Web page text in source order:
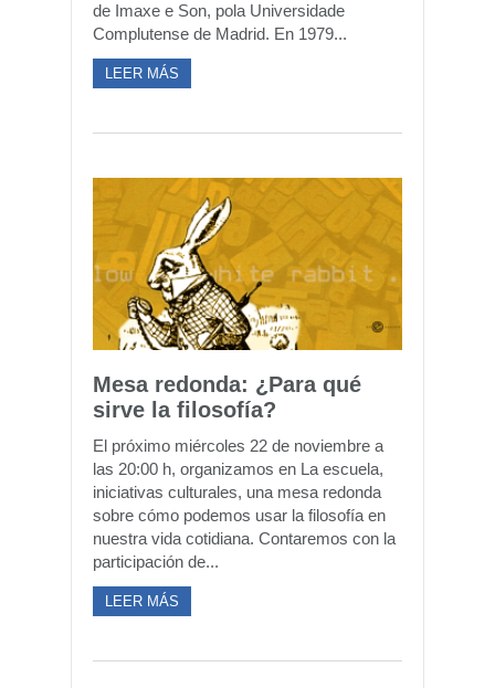
de Imaxe e Son, pola Universidade
Complutense de Madrid. En 1979...
LEER MÁS
Mesa redonda: ¿Para qué
sirve la filosofía?
El próximo miércoles 22 de noviembre a
las 20:00 h, organizamos en La escuela,
iniciativas culturales, una mesa redonda
sobre cómo podemos usar la filosofía en
nuestra vida cotidiana. Contaremos con la
participación de...
LEER MÁS